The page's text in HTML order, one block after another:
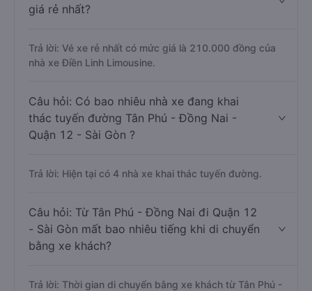
giá rẻ nhất?
Trả lời: Vé xe rẻ nhất có mức giá là 210.000 đồng của
nhà xe Điền Linh Limousine.
Câu hỏi: Có bao nhiêu nhà xe đang khai
thác tuyến đường Tân Phú - Đồng Nai -
Quận 12 - Sài Gòn ?
Trả lời: Hiện tại có 4 nhà xe khai thác tuyến đường.
Câu hỏi: Từ Tân Phú - Đồng Nai đi Quận 12
- Sài Gòn mất bao nhiêu tiếng khi di chuyển
bằng xe khách?
Trả lời: Thời gian di chuyển bằng xe khách từ Tân Phú -